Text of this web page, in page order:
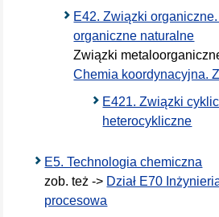
E42. Związki
organiczne naturalne
Związki
Chemia koordynacyjna.
E421. Związki
heterocykliczne
E5. Technologia chemiczna
zob. też -> Dział E70
procesowa